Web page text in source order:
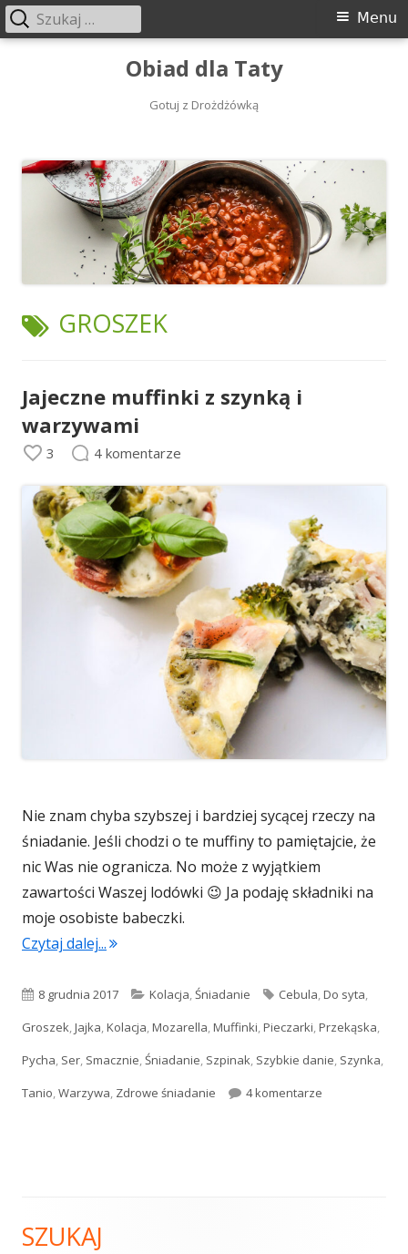
Obiad dla Taty
Gotuj z Drożdżówką
Menu
Menu
Szukaj:
TAGI:
GROSZEK
Jajeczne muffinki z szynką i
warzywami
3 4 komentarze
Nie znam chyba szybszej i bardziej sycącej rzeczy na
śniadanie. Jeśli chodzi o te muffiny to pamiętajcie, że
nic Was nie ogranicza. No może z wyjątkiem
zawartości Waszej lodówki 😉 Ja podaję składniki na
moje osobiste babeczki.
Czytaj dalej..."Jajeczne muffinki z szynką i warzywami"
Opublikowano
8 grudnia 2017 Kategorie
Kolacja,Śniadanie Tagi
Cebula,Do syta,
Groszek,Jajka,Kolacja,Mozarella,Muffinki,Pieczarki,Przekąska,
Pycha, Ser, Smacznie,Śniadanie, Szpinak, Szybkie danie, Szynka,
Tanio,Warzywa, Zdrowe śniadanie 4 komentarze
Główny
SZUKAJ